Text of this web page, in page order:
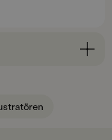
alldeles rätt.